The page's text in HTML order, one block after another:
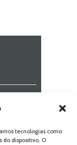
tecnologias como
do dispositivo. O
Zero